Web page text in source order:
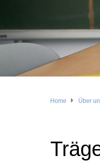
Home Über